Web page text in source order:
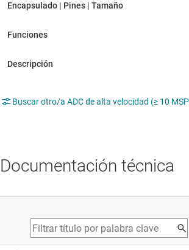
Buscar otro/a ADC de alta velocidad (≥ 10
Documentación técnica